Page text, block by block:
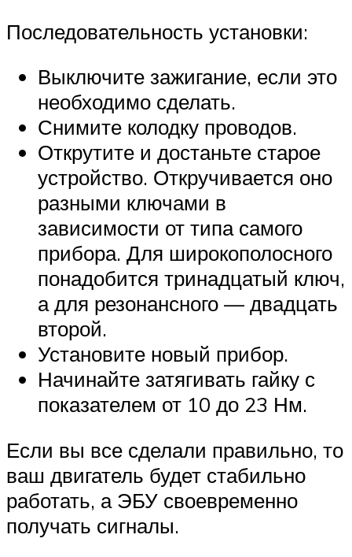
Последовательность установки:
Выключите зажигание, если это
необходимо сделать.
Снимите колодку проводов.
Открутите и достаньте старое
устройство. Откручивается оно
разными ключами в
зависимости от типа самого
прибора. Для широкополосного
понадобится тринадцатый ключ,
а для резонансного — двадцать
второй.
Установите новый прибор.
Начинайте затягивать гайку с
показателем от 10 до 23 Нм.
Если вы все сделали правильно, то
ваш двигатель будет стабильно
работать, а ЭБУ своевременно
получать сигналы.